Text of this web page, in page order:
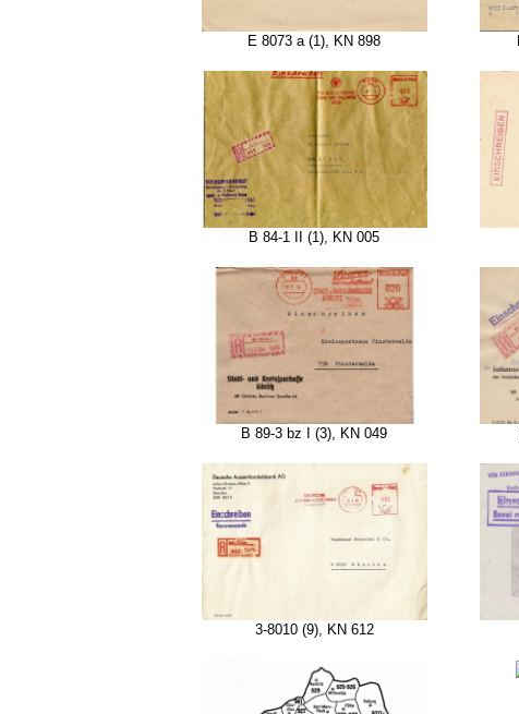
E 8073 a (1), KN 898
B 84-1 II (1), KN 005
B 89-3 bz I (3), KN 049
3-8010 (9), KN 612